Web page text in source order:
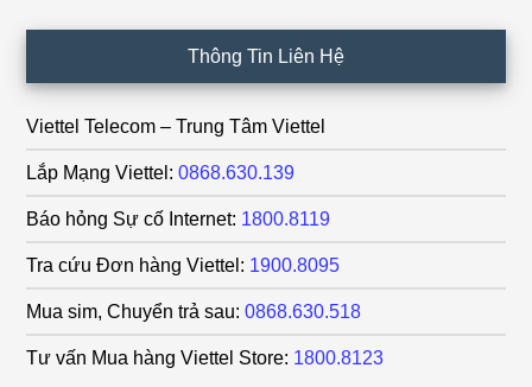
Thông Tin Liên Hệ
Viettel Telecom – Trung Tâm Viettel
Lắp Mạng Viettel: 0868.630.139
Báo hỏng Sự cố Internet: 1800.8119
Tra cứu Đơn hàng Viettel: 1900.8095
Mua sim, Chuyển trả sau: 0868.630.518
Tư vấn Mua hàng Viettel Store: 1800.8123